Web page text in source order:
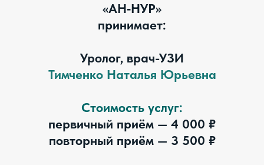
«АН‑НУР»
принимает:
Уролог, врач-УЗИ
Тимченко Наталья Юрьевна
Стоимость услуг:
первичный приём — 4 000 ₽
повторный приём — 3 500 ₽